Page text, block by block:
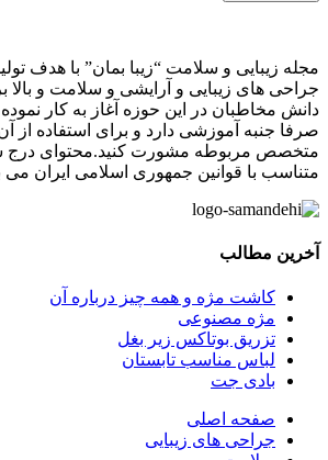
مجله زیبایی و سلامت “زیبا بمان” با هدف
جراحی های زیبایی و آرایشی و سلامت و
دانش مخاطبان در این حوزه آغاز به کار
صرفا جنبه آموزشی دارد و برای استفاده از
متخصص مربوطه مشورت کنید.محتوای درج
متناسب با قوانین جمهوری اسلامی ایران می
آخرین مطالب
کاشت مژه و همه چیز درباره آن
مژه مصنوعی
تزریق بوتاکس زیر بغل
لباس مناسب تابستان
بادی‌ جت
صفحه اصلی
جراحی های زیبایی